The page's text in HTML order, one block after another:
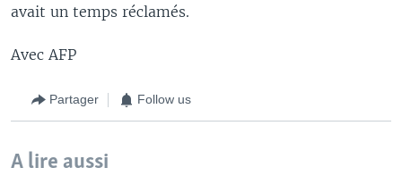
avait un temps réclamés.
Avec AFP
Partager Follow us
A lire aussi